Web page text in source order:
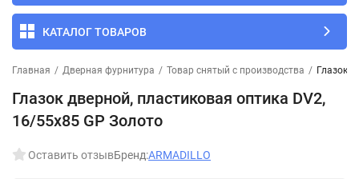
КАТАЛОГ ТОВАРОВ
Главная / Дверная фурнитура / Товар снятый с производства / Глазок
Глазок дверной, пластиковая оптика DV2,
16/55х85 GP Золото
Оставить отзывБренд:ARMADILLO